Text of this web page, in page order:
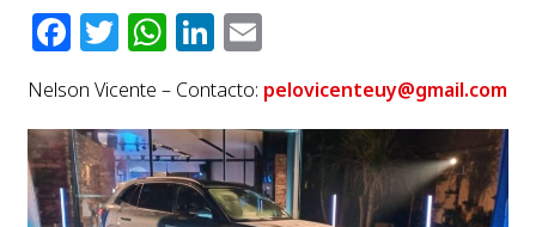
Facebook
Twitter
WhatsApp
LinkedIn
Email
Nelson Vicente – Contacto: pelovicenteuy@gmail.com